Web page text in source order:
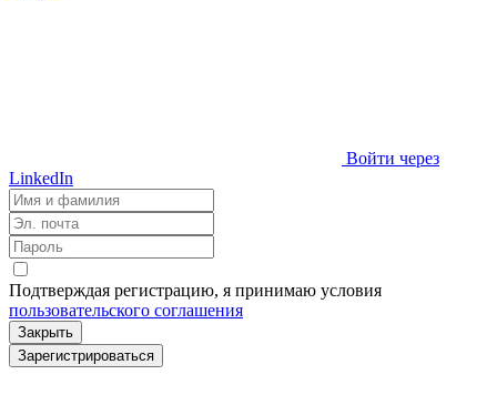
Войти через
LinkedIn
Подтверждая регистрацию, я принимаю условия
пользовательского соглашения
Закрыть
Зарегистрироваться